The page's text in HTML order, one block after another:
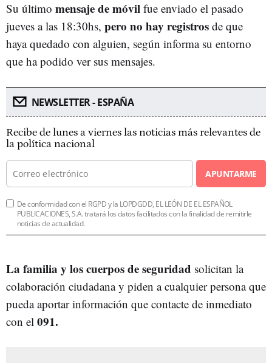
Su último mensaje de móvil fue enviado el pasado
jueves a las 18:30hs, pero no hay registros de que
haya quedado con alguien, según informa su entorno
que ha podido ver sus mensajes.
NEWSLETTER - ESPAÑA
Recibe de lunes a viernes las noticias más relevantes de
la política nacional
APUNTARME
De conformidad con el RGPD y la LOPDGDD, EL LEÓN DE EL ESPAÑOL
PUBLICACIONES, S.A. tratará los datos facilitados con la finalidad de remitirle
noticias de actualidad.
La familia y los cuerpos de seguridad solicitan la
colaboración ciudadana y piden a cualquier persona que
pueda aportar información que contacte de inmediato
con el 091.